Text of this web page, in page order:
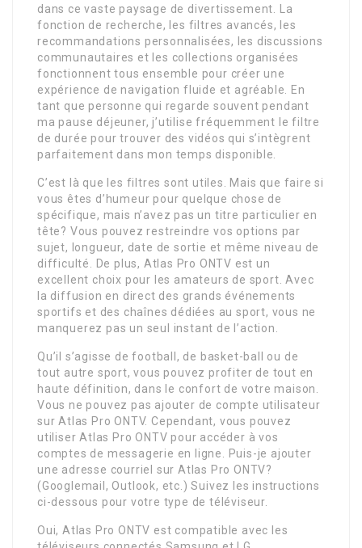
dans ce vaste paysage de divertissement. La
fonction de recherche, les filtres avancés, les
recommandations personnalisées, les discussions
communautaires et les collections organisées
fonctionnent tous ensemble pour créer une
expérience de navigation fluide et agréable. En
tant que personne qui regarde souvent pendant
ma pause déjeuner, j’utilise fréquemment le filtre
de durée pour trouver des vidéos qui s’intègrent
parfaitement dans mon temps disponible.
C’est là que les filtres sont utiles. Mais que faire si
vous êtes d’humeur pour quelque chose de
spécifique, mais n’avez pas un titre particulier en
tête? Vous pouvez restreindre vos options par
sujet, longueur, date de sortie et même niveau de
difficulté. De plus, Atlas Pro ONTV est un
excellent choix pour les amateurs de sport. Avec
la diffusion en direct des grands événements
sportifs et des chaînes dédiées au sport, vous ne
manquerez pas un seul instant de l’action.
Qu’il s’agisse de football, de basket-ball ou de
tout autre sport, vous pouvez profiter de tout en
haute définition, dans le confort de votre maison.
Vous ne pouvez pas ajouter de compte utilisateur
sur Atlas Pro ONTV. Cependant, vous pouvez
utiliser Atlas Pro ONTV pour accéder à vos
comptes de messagerie en ligne. Puis-je ajouter
une adresse courriel sur Atlas Pro ONTV?
(Googlemail, Outlook, etc.) Suivez les instructions
ci-dessous pour votre type de téléviseur.
Oui, Atlas Pro ONTV est compatible avec les